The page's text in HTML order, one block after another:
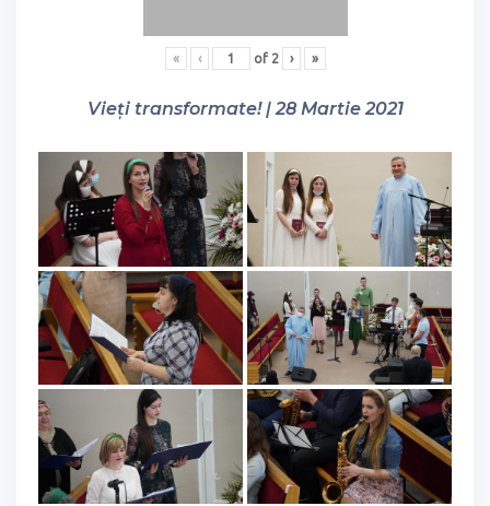
« ‹ of 2 › »
Vieți transformate! | 28 Martie 2021